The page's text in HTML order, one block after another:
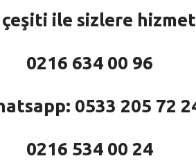
ile sizlere
0216 634 00 96
0533 205 72
0216 534 00 24